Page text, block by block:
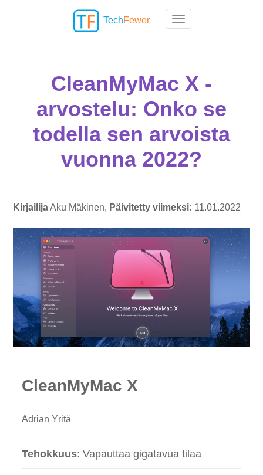
Toggle navigation
TechFewer
CleanMyMac X -
arvostelu: Onko se
todella sen arvoista
vuonna 2022?
KirjailijaAku Mäkinen, Päivitetty viimeksi: 11.01.2022
CleanMyMac X
Adrian Yritä
Tehokkuus: Vapauttaa gigatavua tilaa